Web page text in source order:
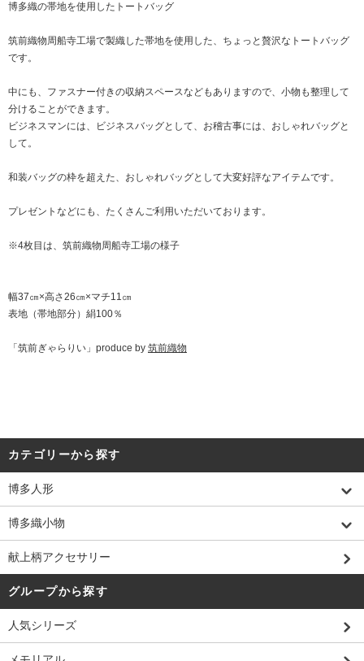
博多織の帯地を使用したトートバッグ
筑前織物周船寺工場で製織した帯地を使用した、ちょっと贅沢なトートバッグ
です。
中にも、ファスナー付きの収納スペースなどもありますので、小物も整理して
分けることができます。
ビジネスマンには、ビジネスバッグとして、お稽古事には、おしゃれバッグと
して。
和装バッグの枠を超えた、おしゃれバッグとして大変好評なアイテムです。
プレゼントなどにも、たくさんご利用いただいております。
※4枚目は、筑前織物周船寺工場の様子
幅37㎝×高さ26㎝×マチ11㎝
表地（帯地部分）絹100％
「筑前ぎゃらりい」produce by 筑前織物
カテゴリーから探す
博多人形
博多織小物
献上柄アクセサリー
グループから探す
人気シリーズ